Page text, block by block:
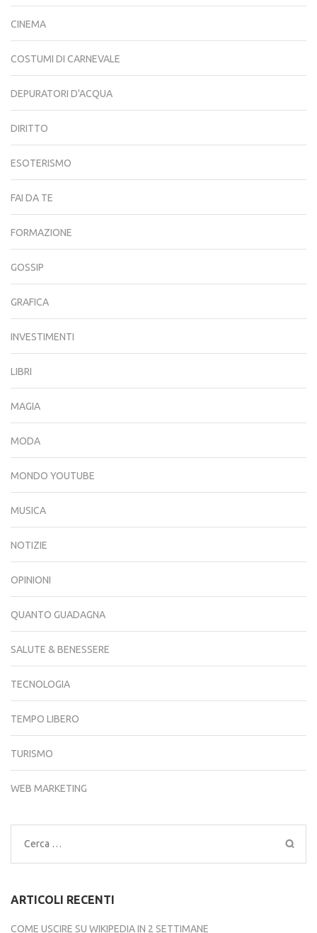
CINEMA
COSTUMI DI CARNEVALE
DEPURATORI D'ACQUA
DIRITTO
ESOTERISMO
FAI DA TE
FORMAZIONE
GOSSIP
GRAFICA
INVESTIMENTI
LIBRI
MAGIA
MODA
MONDO YOUTUBE
MUSICA
NOTIZIE
OPINIONI
QUANTO GUADAGNA
SALUTE & BENESSERE
TECNOLOGIA
TEMPO LIBERO
TURISMO
WEB MARKETING
Ricerca
per:
ARTICOLI RECENTI
COME USCIRE SU WIKIPEDIA IN 2 SETTIMANE